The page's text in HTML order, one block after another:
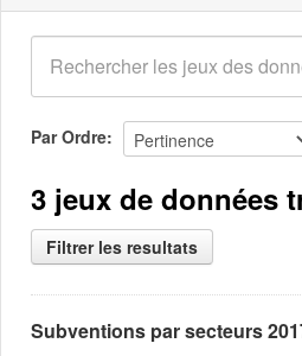
Par Ordre
3 jeux de données
Filtrer les resultats
Subventions par secteurs